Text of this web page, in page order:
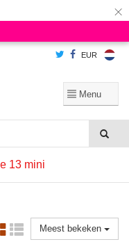
×
EUR
13 mini
Meest bekeken
Is dat akkoord?
Ja